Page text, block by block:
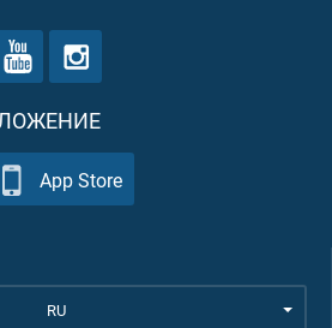
App Store
RU